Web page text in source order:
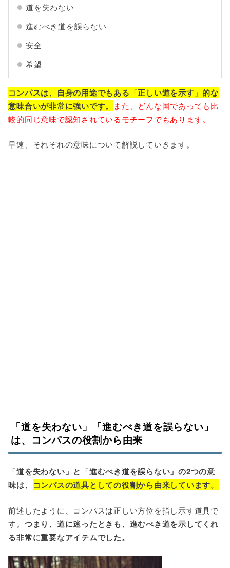
道を失わない
進むべき道を誤らない
安全
希望
コンパスは、自身の用途でもある「正しい道を示す」的な
意味合いが非常に強いです。
また、どんな国であっても比
較的同じ意味で認知されているモチーフでもあります。
早速、それぞれの意味について解説していきます。
「道を失わない」「進むべき道を誤らない」
は、コンパスの役割から由来
「道を失わない」と「進むべき道を誤らない」の2つの意
味は、 コンパスの道具としての役割から由来しています。
前述したように、コンパスは正しい方位を指し示す道具で
す。 つまり、道に迷ったときも、進むべき道を示してくれ
る非常に重要なアイテムでした。